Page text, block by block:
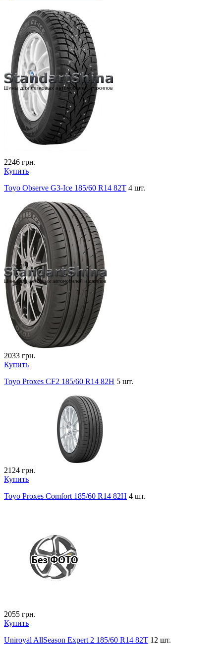
2246 грн.
Купить
Toyo Observe G3-Ice 185/60 R14 82T 4 шт.
2033 грн.
Купить
Toyo Proxes CF2 185/60 R14 82H 5 шт.
2124 грн.
Купить
Toyo Proxes Comfort 185/60 R14 82H 4 шт.
2055 грн.
Купить
Uniroyal AllSeason Expert 2 185/60 R14 82T 12 шт.